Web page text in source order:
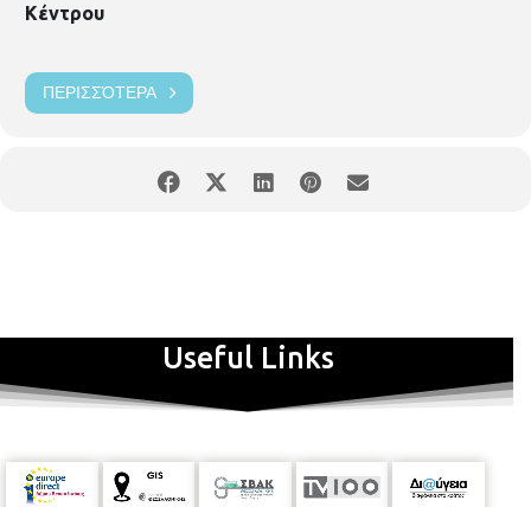
Κέντρου
ΠΕΡΙΣΣΌΤΕΡΑ
Useful Links